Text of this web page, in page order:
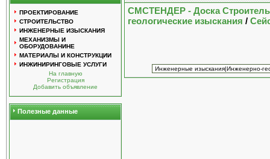
ПРОЕКТИРОВАНИЕ
СТРОИТЕЛЬСТВО
ИНЖЕНЕРНЫЕ ИЗЫСКАНИЯ
МЕХАНИЗМЫ И
ОБОРУДОВАНИНЕ
МАТЕРИАЛЫ И КОНСТРУКЦИИ
ИНЖИНИРИНГОВЫЕ УСЛУГИ
На главную
Регистрация
Добавить объявление
Полезные данные
СМСТЕНДЕР - Доска
геологические изыскания /